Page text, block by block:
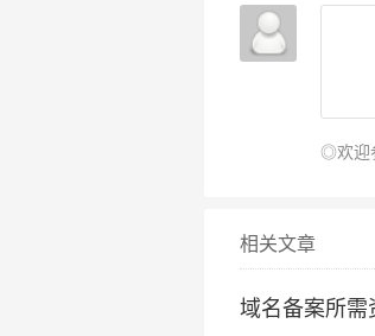
◎欢迎
相关文章
域名备案所需